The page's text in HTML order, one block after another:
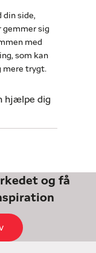
din side,
gemmer sig
med
som kan
mere trygt.
hjælpe dig
og få